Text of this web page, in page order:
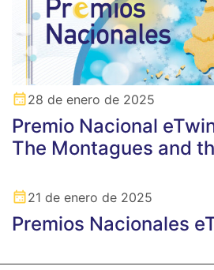
28 de enero de 2025
Premio Nacional
The Montagues and
21 de enero de 2025
Premios Nacionales